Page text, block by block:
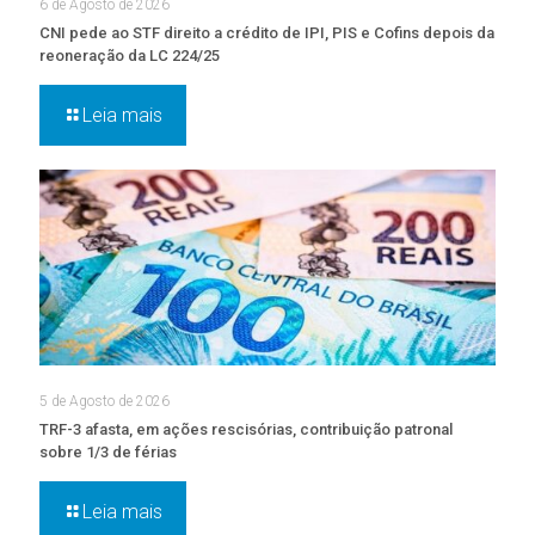
6 de Agosto de 2026
CNI pede ao STF direito a crédito de IPI, PIS e Cofins depois da
reoneração da LC 224/25
Leia mais
5 de Agosto de 2026
TRF-3 afasta, em ações rescisórias, contribuição patronal
sobre 1/3 de férias
Leia mais